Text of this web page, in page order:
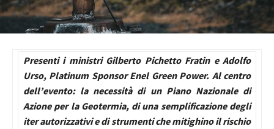
Presenti i ministri Gilberto Pichetto Fratin e Adolfo
Urso, Platinum Sponsor Enel Green Power. Al centro
dell’evento: la necessità di un Piano Nazionale di
Azione per la Geotermia, di una semplificazione degli
iter autorizzativi e di strumenti che mitighino il rischio